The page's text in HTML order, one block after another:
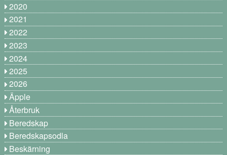
2020
2021
2022
2023
2024
2025
2026
Äpple
Återbruk
Beredskap
Beredskapsodla
Beskärning